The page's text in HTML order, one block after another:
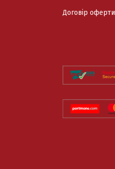
Договір оферти